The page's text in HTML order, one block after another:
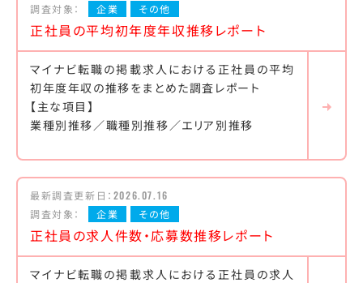
調査対象：
企業 その他
正社員の平均初年度年収推移レポート
マイナビ転職の掲載求人における正社員の平均
初年度年収の推移をまとめた調査レポート
【主な項目】
業種別推移／職種別推移／エリア別推移
最新調査更新日： 2026.07.16
調査対象：
企業 その他
正社員の求人件数・応募数推移レポート
マイナビ転職の掲載求人における正社員の求人